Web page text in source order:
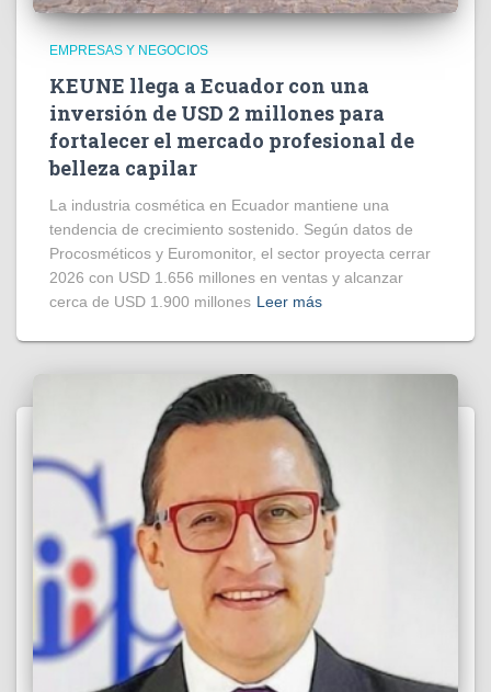
EMPRESAS Y NEGOCIOS
KEUNE llega a Ecuador con una
inversión de USD 2 millones para
fortalecer el mercado profesional de
belleza capilar
La industria cosmética en Ecuador mantiene una
tendencia de crecimiento sostenido. Según datos de
Procosméticos y Euromonitor, el sector proyecta cerrar
2026 con USD 1.656 millones en ventas y alcanzar
cerca de USD 1.900 millones Leer más